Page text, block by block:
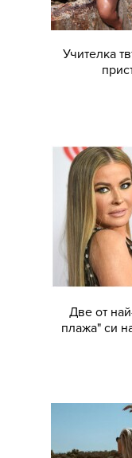
Учителка
Две от
плажа" си